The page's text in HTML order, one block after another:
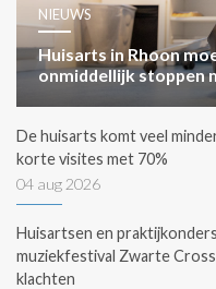
NIEUWS
Huisarts in Rhoon
onmiddellijk stoppen
De huisarts komt veel
korte visites met 70%
04 aug 2026
Huisartsen en
muziekfestival Zwarte
klachten